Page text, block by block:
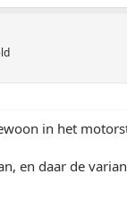
in het
en daar de